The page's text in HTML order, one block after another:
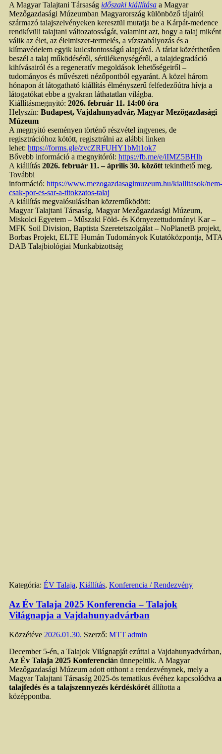
A Magyar Talajtani Társaság időszaki kiállítása a Magyar
Mezőgazdasági Múzeumban Magyarország különböző tájairól
származó talajszelvényeken keresztül mutatja be a Kárpát-medence
rendkívüli talajtani változatosságát, valamint azt, hogy a talaj miként
válik az élet, az élelmiszer-termelés, a vízszabályozás és a
klímavédelem egyik kulcsfontosságú alapjává. A tárlat közérthetően
beszél a talaj működéséről, sérülékenységéről, a talajdegradáció
kihívásairól és a regeneratív megoldások lehetőségeiről –
tudományos és művészeti nézőpontból egyaránt. A közel három
hónapon át látogatható kiállítás élményszerű felfedezőútra hívja a
látogatókat ebbe a gyakran láthatatlan világba.
Kiállításmegnyitó: 2026. február 11. 14:00 óra
Helyszín: Budapest, Vajdahunyadvár, Magyar Mezőgazdasági
Múzeum
A megnyitó eseményen történő részvétel ingyenes, de
regisztrációhoz kötött, regisztrálni az alábbi linken
lehet: https://forms.gle/zvcZRFUHY1bMt1ok7
Bővebb információ a megnyitóról: https://fb.me/e/iIMZ5BHlh
A kiállítás 2026. február 11. – április 30. között tekinthető meg.
További
információ: https://www.mezogazdasagimuzeum.hu/kiallitasok/nem-
csak-por-es-sar-a-titokzatos-talaj
A kiállítás megvalósulásában közreműködött:
Magyar Talajtani Társaság, Magyar Mezőgazdasági Múzeum,
Miskolci Egyetem – Műszaki Föld- és Környezettudományi Kar –
MFK Soil Division, Baptista Szeretetszolgálat – NoPlanetB projekt,
Borbas Projekt, ELTE Humán Tudományok Kutatóközpontja, MTA
DAB Talajbiológiai Munkabizottság
Kategória: ÉV Talaja, Kiállítás, Konferencia / Rendezvény
Az Év Talaja 2025 Konferencia – Talajok
Világnapja a Vajdahunyadvárban
Közzétéve 2026.01.30. Szerző: MTT admin
December 5-én, a Talajok Világnapját ezúttal a Vajdahunyadvárban,
Az Év Talaja 2025 Konferencián ünnepeltük. A Magyar
Mezőgazdasági Múzeum adott otthont a rendezvénynek, mely a
Magyar Talajtani Társaság 2025-ös tematikus évéhez kapcsolódva a
talajfedés és a talajszennyezés kérdéskörét állította a
középpontba.